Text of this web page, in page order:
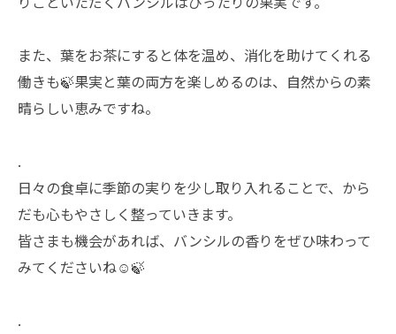
また、葉をお茶にすると体を温め、消化を助けてくれる
働きも🍃果実と葉の両方を楽しめるのは、自然からの素
晴らしい恵みですね。
.
日々の食卓に季節の実りを少し取り入れることで、から
だも心もやさしく整っていきます。
皆さまも機会があれば、バンシルの香りをぜひ味わって
みてくださいね☺️🍃
.